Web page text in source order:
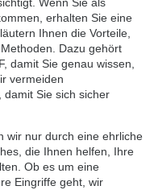
erhalten Sie eine
Ihnen die Vorteile,
Dazu gehört
damit Sie genau wissen,
vermeiden
damit Sie sich sicher
wir nur durch eine ehrliche
die Ihnen helfen, Ihre
Ob es um eine
Eingriffe geht, wir